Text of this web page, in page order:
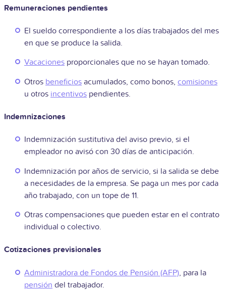
Remuneraciones pendientes
El sueldo correspondiente a los días trabajados del mes
en que se produce la salida.
Vacaciones proporcionales que no se hayan tomado.
Otros beneficios acumulados, como bonos, comisiones
u otros incentivos pendientes.
Indemnizaciones
Indemnización sustitutiva del aviso previo, si el
empleador no avisó con 30 días de anticipación.
Indemnización por años de servicio, si la salida se debe
a necesidades de la empresa. Se paga un mes por cada
año trabajado, con un tope de 11.
Otras compensaciones que pueden estar en el contrato
individual o colectivo.
Cotizaciones previsionales
Administradora de Fondos de Pensión (AFP), para la
pensión del trabajador.